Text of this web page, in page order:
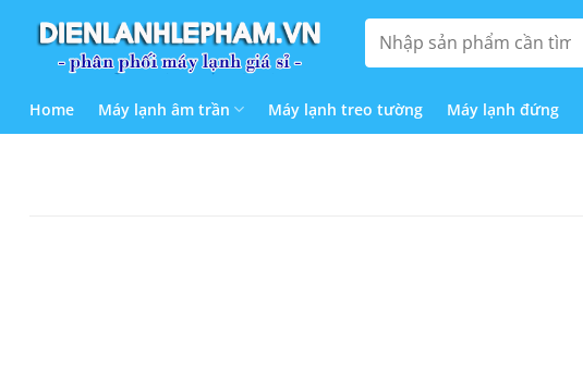
kiếm:
Home Máy lạnh âm trần Máy lạnh treo tường Máy lạnh đứng